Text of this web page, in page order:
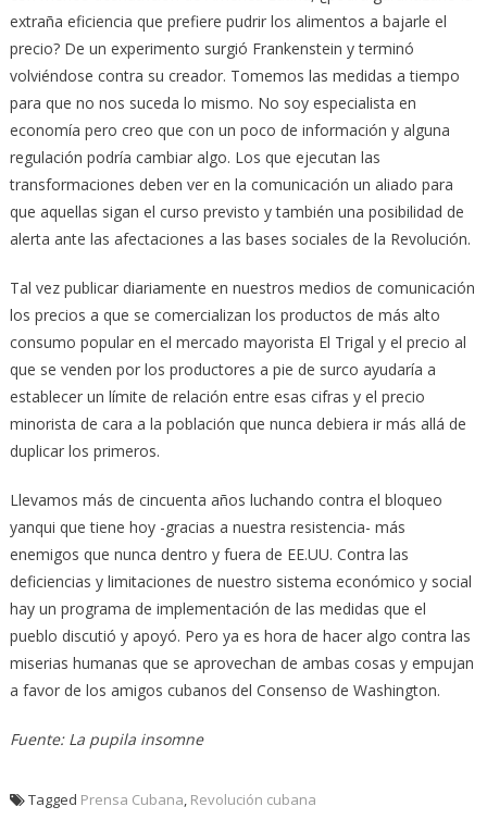
extraña eficiencia que prefiere pudrir los alimentos a bajarle el
precio? De un experimento surgió Frankenstein y terminó
volviéndose contra su creador. Tomemos las medidas a tiempo
para que no nos suceda lo mismo. No soy especialista en
economía pero creo que con un poco de información y alguna
regulación podría cambiar algo. Los que ejecutan las
transformaciones deben ver en la comunicación un aliado para
que aquellas sigan el curso previsto y también una posibilidad de
alerta ante las afectaciones a las bases sociales de la Revolución.
Tal vez publicar diariamente en nuestros medios de comunicación
los precios a que se comercializan los productos de más alto
consumo popular en el mercado mayorista El Trigal y el precio al
que se venden por los productores a pie de surco ayudaría a
establecer un límite de relación entre esas cifras y el precio
minorista de cara a la población que nunca debiera ir más allá de
duplicar los primeros.
Llevamos más de cincuenta años luchando contra el bloqueo
yanqui que tiene hoy -gracias a nuestra resistencia- más
enemigos que nunca dentro y fuera de EE.UU. Contra las
deficiencias y limitaciones de nuestro sistema económico y social
hay un programa de implementación de las medidas que el
pueblo discutió y apoyó. Pero ya es hora de hacer algo contra las
miserias humanas que se aprovechan de ambas cosas y empujan
a favor de los amigos cubanos del Consenso de Washington.
Fuente: La pupila insomne
Tagged Prensa Cubana, Revolución cubana